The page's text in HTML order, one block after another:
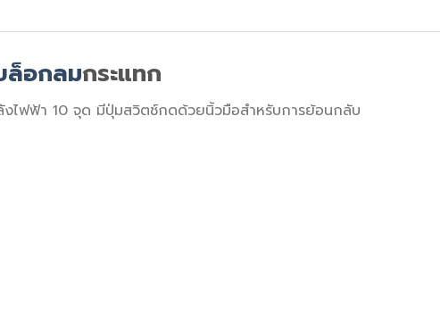
ล็อกลมกระแทก
งไฟฟ้า 10 จุด มีปุ่มสวิตช์กดด้วยนิ้วมือสำหรับการย้อนกลับ